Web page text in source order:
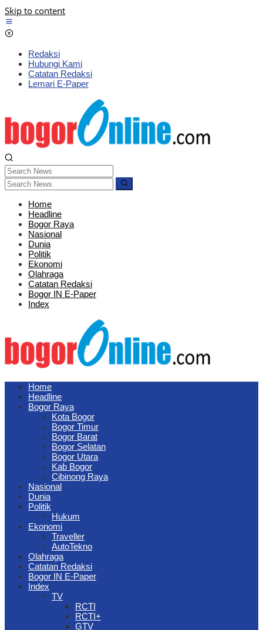
Skip to content
Redaksi
Hubungi Kami
Catatan Redaksi
Lemari E-Paper
Home
Headline
Bogor Raya
Nasional
Dunia
Politik
Ekonomi
Olahraga
Catatan Redaksi
Bogor IN E-Paper
Index
Home
Headline
Bogor Raya
Kota Bogor
Bogor Timur
Bogor Barat
Bogor Selatan
Bogor Utara
Kab Bogor
Cibinong Raya
Nasional
Dunia
Politik
Hukum
Ekonomi
Traveller
AutoTekno
Olahraga
Catatan Redaksi
Bogor IN E-Paper
Index
TV
RCTI
RCTI+
GTV